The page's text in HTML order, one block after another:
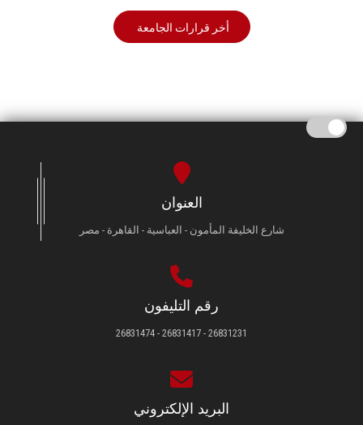
أخر قرارات الجامعة
العنوان
شارع الخليفة المأمون - العباسية - القاهرة - مصر
رقم التليفون
26831231 - 26831417 - 26831474
البريد الإلكتروني